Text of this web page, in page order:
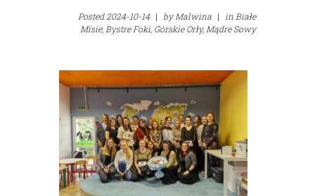
Posted2024-10-14 | byMalwina | inBiałe
Misie,Bystre Foki, Górskie Orły,Mądre Sowy